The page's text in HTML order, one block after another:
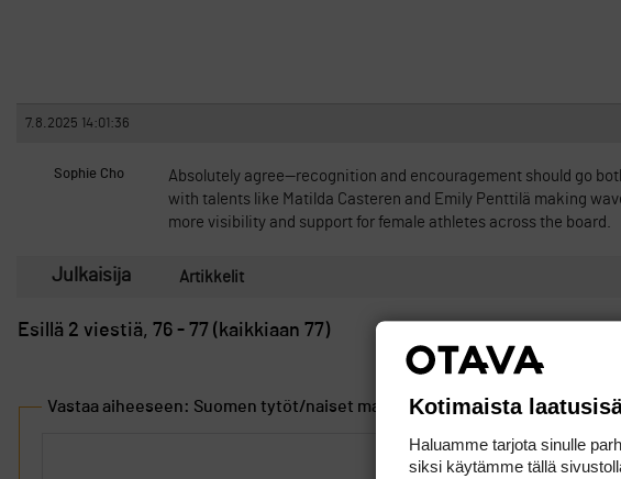
7.8.2025 14:01:36
Sophie Cho
Absolutely agree—recognition and encouragement should go
with talents like Matilda Casteren and Emily Penttilä making
more visibility and support for female athletes across the board.
Julkaisija Artikkelit
Esillä 2 viestiä, 76 - 77 (kaikkiaan 77)
Vastaa aiheeseen: Suomen tytöt/naiset maailmalla (sticky)
Kotimaista
Haluamme tarjota sinulle
siksi käytämme tällä